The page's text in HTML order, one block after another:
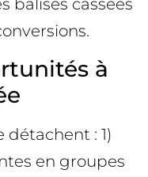
balises cassées
à
détachent : 1)
en groupes